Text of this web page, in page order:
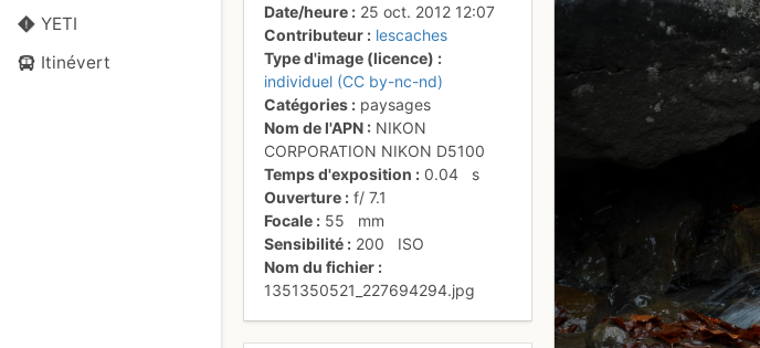
YETI
Itinévert
Date/heure
25 oct. 2012 12:07
Contributeur
lescaches
Type d'image (licence)
individuel (CC by-nc-nd)
Catégories
paysages
Nom de l'APN
NIKON
CORPORATION NIKON D5100
Temps d'exposition
0.04
s
Ouverture
f/7.1
Focale
55
mm
Sensibilité
200
ISO
Nom du fichier
1351350521_227694294.jpg